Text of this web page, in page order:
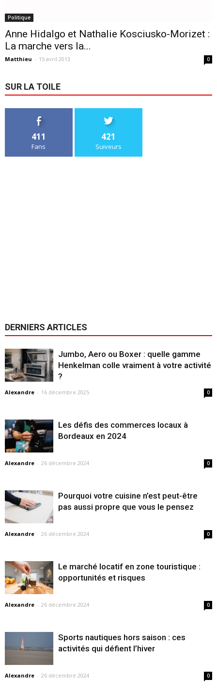
Politique
Anne Hidalgo et Nathalie Kosciusko-Morizet :
La marche vers la...
Matthieu - 15 avril 2013 0
SUR LA TOILE
411
Fans
421
Suiveurs
DERNIERS ARTICLES
Jumbo, Aero ou Boxer : quelle gamme
Henkelman colle vraiment à votre activité
?
Alexandre - 16 décembre 2025 0
Les défis des commerces locaux à
Bordeaux en 2024
Alexandre - 26 décembre 2024 0
Pourquoi votre cuisine n’est peut-être
pas aussi propre que vous le pensez
Alexandre - 26 décembre 2024 0
Le marché locatif en zone touristique :
opportunités et risques
Alexandre - 26 décembre 2024 0
Sports nautiques hors saison : ces
activités qui défient l’hiver
Alexandre - 26 décembre 2024 0